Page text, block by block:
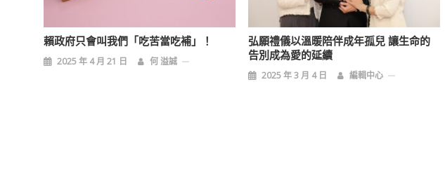
賴政府只會叫我們「吃苦當吃補」！
2025 年 4 月 21 日 何 溢誠
弘願禮儀以溫暖陪伴成年孤兒 讓生命的
告別成為愛的延續
2025 年 3 月 4 日 編輯中心